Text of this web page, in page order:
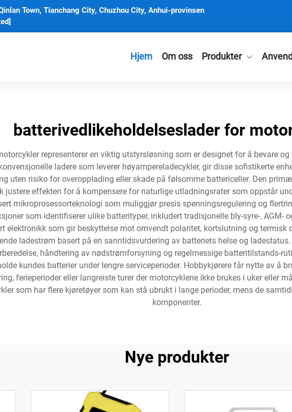
Town, Tianchang City, Chuzhou City, Anhui-provinsen
Hjem Om oss Produkter
batterivedlikeholdelseslader for
representerer en viktig utstyrsløsning som er designet for å bevare
ladere som leverer høyampereladecykler, gir disse sofistikerte
uten risiko for overopplading eller skade på følsomme battericeller. Den
justere effekten for å kompensere for naturlige utladningsrater som oppstår
mikroprosessorteknologi som muliggjør presis spenningsregulering og
som identifiserer ulike batterityper, inkludert tradisjonelle bly-syre-, AGM-
elektronikk som gir beskyttelse mot omvendt polaritet, kortslutning og termisk
ladestrøm basert på en sanntidsvurdering av batteriets helse og
håndtering av nødstrømforsyning og regelmessige batteritilstands-
kundes batterier under lengre serviceperioder. Hobbykjørere får nytte av å
ferieperioder eller langreiste turer der motorcyklene ikke brukes i uker eller
som har flere kjøretøyer som kan stå ubrukt i lange perioder, mens de
komponenter.
Nye produkter